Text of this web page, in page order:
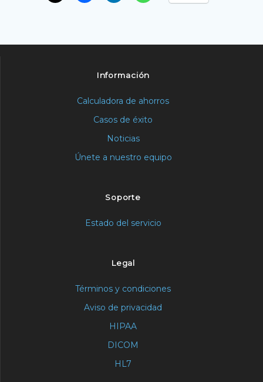
Información
Calculadora de ahorros
Casos de éxito
Noticias
Únete a nuestro equipo
Soporte
Estado del servicio
Legal
Términos y condiciones
Aviso de privacidad
HIPAA
DICOM
HL7